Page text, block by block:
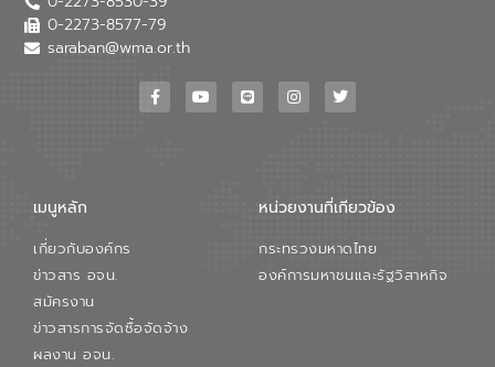
0-2273-8577-79
saraban@wma.or.th
เมนูหลัก
เกี่ยวกับองค์กร
ข่าวสาร อจน.
สมัครงาน
ข่าวสารการจัดซื้อจัดจ้าง
ผลงาน อจน.
หน่วยงานที่เกียวข้อง
กระทรวงมหาดไทย
องค์การมหาชนและรัฐวิสาหกิจ